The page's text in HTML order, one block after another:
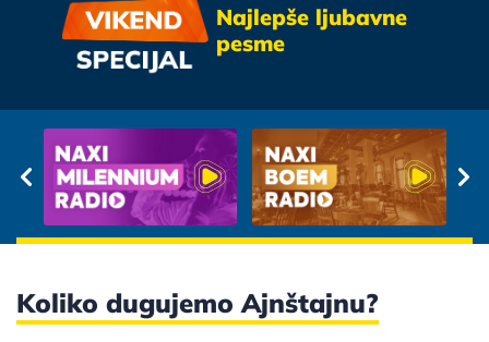
Najlepše ljubavne
pesme
Oliver Mandic
Koliko dugujemo Ajnštajnu?